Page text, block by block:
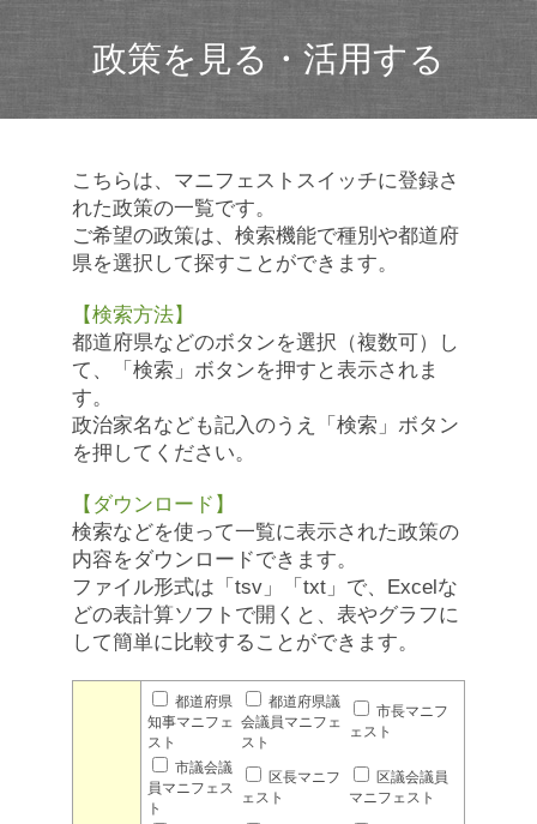
政策を見る・活用する
こちらは、マニフェストスイッチに登録さ
れた政策の一覧です。
ご希望の政策は、検索機能で種別や都道府
県を選択して探すことができます。
【検索方法】
都道府県などのボタンを選択（複数可）し
て、「検索」ボタンを押すと表示されま
す。
政治家名なども記入のうえ「検索」ボタン
を押してください。
【ダウンロード】
検索などを使って一覧に表示された政策の
内容をダウンロードできます。
ファイル形式は「tsv」「txt」で、Excelな
どの表計算ソフトで開くと、表やグラフに
して簡単に比較することができます。
都道府県
知事マニフェ
スト
都道府県議
会議員マニフェ
スト
市長マニフ
ェスト
市議会議
員マニフェス
ト
区長マニフ
ェスト
区議会議員
マニフェスト